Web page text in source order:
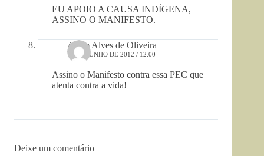
EU APOIO A CAUSA INDÍGENA,
ASSINO O MANIFESTO.
Aécio Alves de Oliveira
17 DE JUNHO DE 2012 / 12:00
Assino o Manifesto contra essa PEC que
atenta contra a vida!
Deixe um comentário